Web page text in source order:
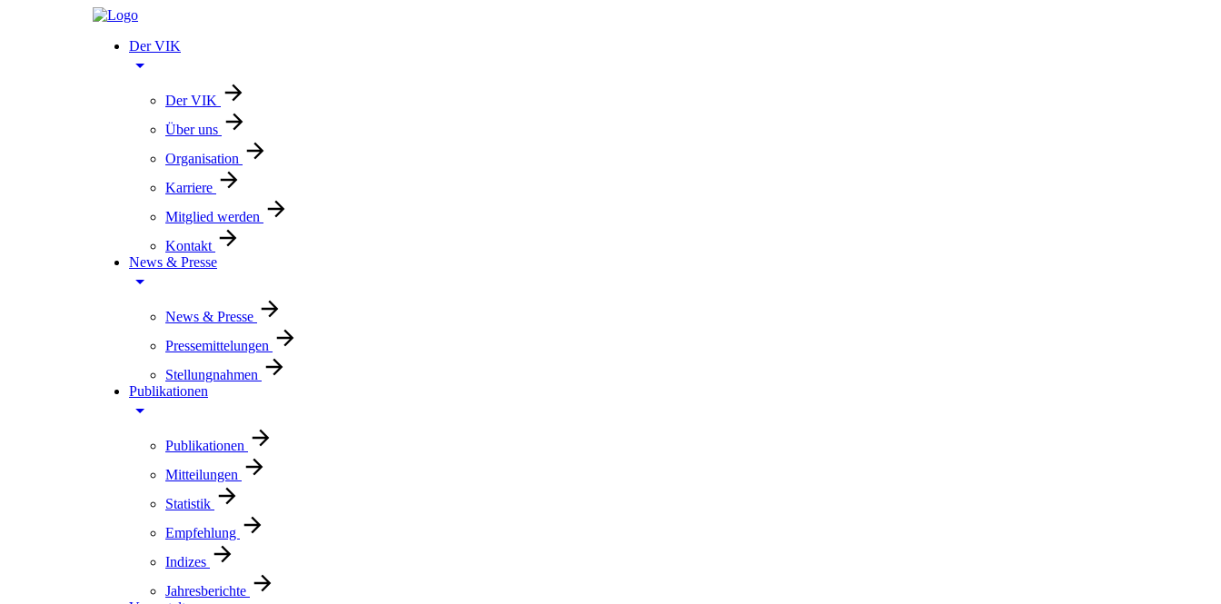
Der VIK
Der VIK
Über uns
Organisation
Karriere
Mitglied werden
Kontakt
News & Presse
News & Presse
Pressemittelungen
Stellungnahmen
Publikationen
Publikationen
Mitteilungen
Statistik
Empfehlung
Indizes
Jahresberichte